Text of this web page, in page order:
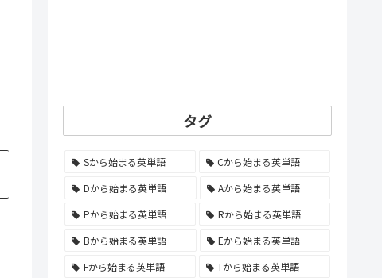
タグ
Sから始まる英単語
Cから始まる英単語
Dから始まる英単語
Aから始まる英単語
Pから始まる英単語
Rから始まる英単語
Bから始まる英単語
Eから始まる英単語
Fから始まる英単語
Tから始まる英単語